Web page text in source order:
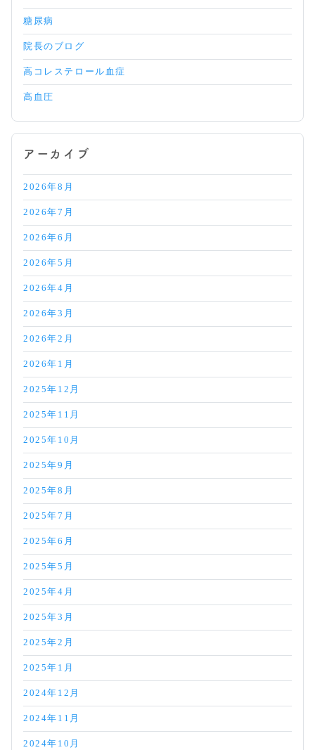
糖尿病
院長のブログ
高コレステロール血症
高血圧
アーカイブ
2026年8月
2026年7月
2026年6月
2026年5月
2026年4月
2026年3月
2026年2月
2026年1月
2025年12月
2025年11月
2025年10月
2025年9月
2025年8月
2025年7月
2025年6月
2025年5月
2025年4月
2025年3月
2025年2月
2025年1月
2024年12月
2024年11月
2024年10月